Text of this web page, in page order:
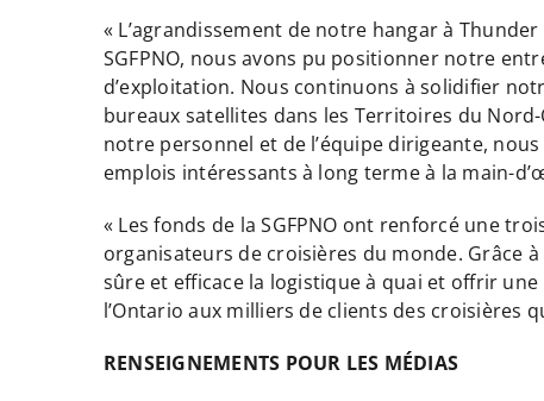
« L’agrandissement de notre hangar à
SGFPNO, nous avons pu positionner notre
d’exploitation. Nous continuons à solidifier
bureaux satellites dans les Territoires du
notre personnel et de l’équipe dirigeante,
emplois intéressants à long terme à la main-
« Les fonds de la SGFPNO ont renforcé une
organisateurs de croisières du monde. Grâce
sûre et efficace la logistique à quai et offrir
l’Ontario aux milliers de clients des croisières
RENSEIGNEMENTS POUR LES MÉDIAS